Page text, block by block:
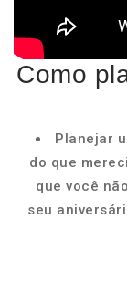
Como
Planejar
do que
que você
seu